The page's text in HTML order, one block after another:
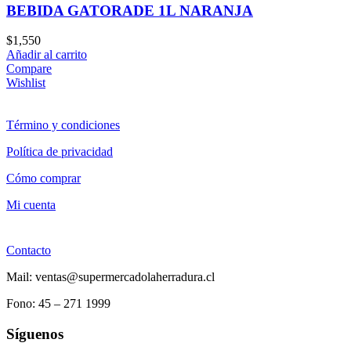
BEBIDA GATORADE 1L NARANJA
$1,550
Añadir al carrito
Compare
Wishlist
Término y condiciones
Política de privacidad
Cómo comprar
Mi cuenta
Contacto
Mail: ventas@supermercadolaherradura.cl
Fono: 45 – 271 1999
Síguenos